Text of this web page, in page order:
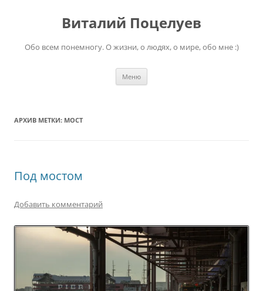
содержимомуВиталий Поцелуев
Обо всем понемногу. О жизни, о людях, о мире, обо мне :)
Меню
АРХИВ МЕТКИ: МОСТ
Под мостом
Добавить комментарий